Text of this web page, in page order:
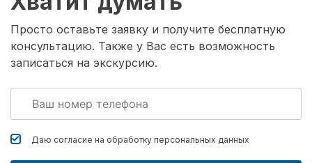
Просто оставьте заявку и получите бесплатную
консультацию. Также у Вас есть возможность
записаться на экскурсию.
Даю согласие на обработку персональных данных